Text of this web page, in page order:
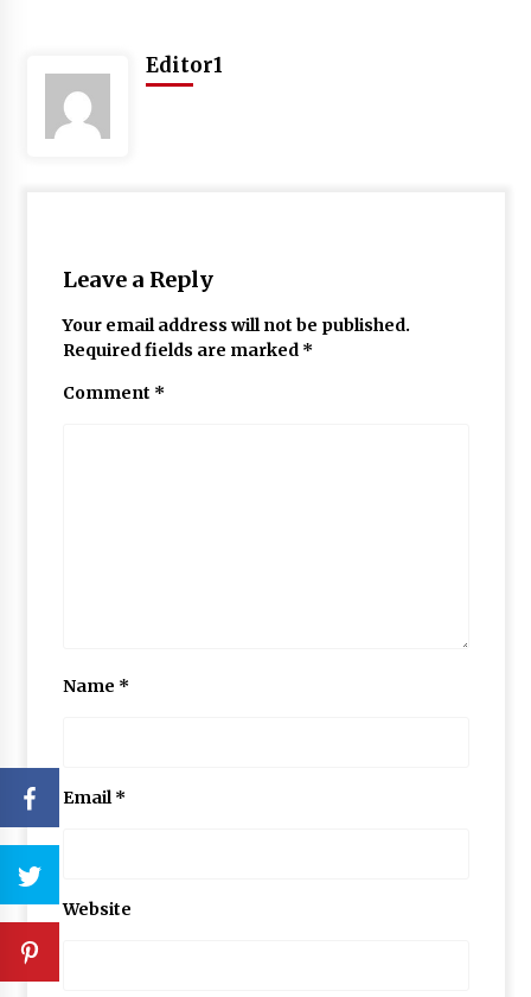
Editor1
Leave a Reply
Your email address will not be published.
Required fields are marked *
Comment *
Name *
Email*
Website